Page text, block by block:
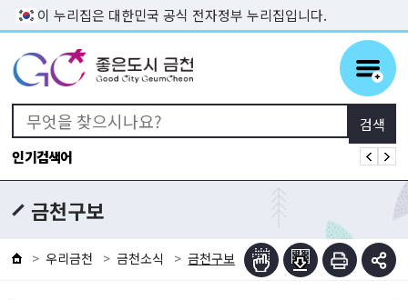
본문 바로가기
이 누리집은 대한민국 공식 전자정부 누리집입니다.
인기검색어
금천구보
우리금천 금천소식 금천구보